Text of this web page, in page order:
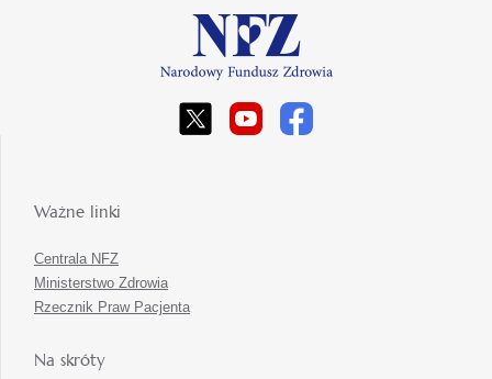
Ważne linki
Centrala NFZ
Ministerstwo Zdrowia
Rzecznik Praw Pacjenta
Na skróty